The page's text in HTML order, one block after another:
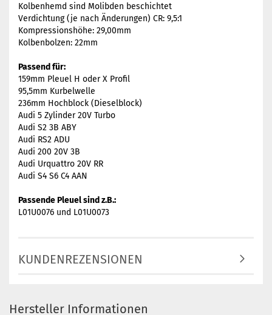
Kolbenhemd sind Molibden beschichtet
Verdichtung (je nach Änderungen) CR: 9,5:1
Kompressionshöhe: 29,00mm
Kolbenbolzen: 22mm
Passend für:
159mm Pleuel H oder X Profil
95,5mm Kurbelwelle
236mm Hochblock (Dieselblock)
Audi 5 Zylinder 20V Turbo
Audi S2 3B ABY
Audi RS2 ADU
Audi 200 20V 3B
Audi Urquattro 20V RR
Audi S4 S6 C4 AAN
Passende Pleuel sind z.B.:
L01U0076 und L01U0073
KUNDENREZENSIONEN
Hersteller Informationen